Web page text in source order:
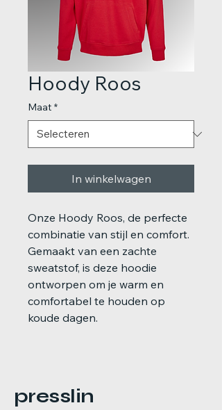
Hoody Roos
Maat *
In winkelwagen
Onze Hoody Roos, de perfecte
combinatie van stijl en comfort.
Gemaakt van een zachte
sweatstof, is deze hoodie
ontworpen om je warm en
comfortabel te houden op
koude dagen.
presslin